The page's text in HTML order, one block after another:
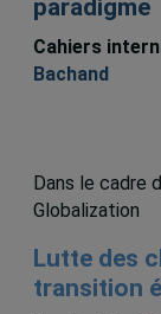
paradigme
Cahiers
Bachand
Dans le cadre
Globalization
Lutte des
transition